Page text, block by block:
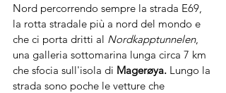
Nord percorrendo sempre la strada E69,
la rotta stradale più a nord del mondo e
che ci porta dritti al Nordkapptunnelen,
una galleria sottomarina lunga circa 7 km
che sfocia sull'isola di Magerøya. Lungo la
strada sono poche le vetture che